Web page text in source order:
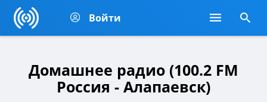
Войти
Домашнее радио (100.2 FM
Россия - Алапаевск)